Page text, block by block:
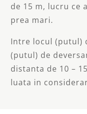
de 15 m, lucru ce
prea mari.
Intre locul (putul)
(putul) de
distanta de 10 –
luata in